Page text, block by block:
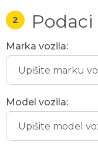
2
Marka vozila:
Model vozila: